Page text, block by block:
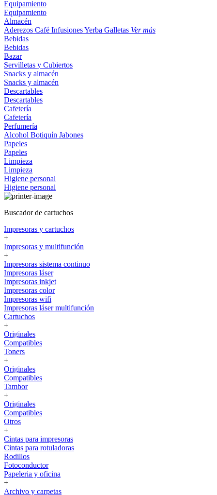
Equipamiento
Equipamiento
Almacén
Aderezos Café InfusionesYerba Galletas Ver más
Bebidas
Bebidas
Bazar
Servilletas y Cubiertos
Snacks y almacén
Snacks y almacén
Descartables
Descartables
Cafetería
Cafetería
Perfumería
Alcohol Botiquín Jabones
Papeles
Papeles
Limpieza
Limpieza
Higiene personal
Higiene personal
Buscador de cartuchos
Impresoras y cartuchos
+
Impresoras y multifunción
+
Impresoras sistema continuo
Impresoras láser
Impresoras inkjet
Impresoras color
Impresoras wifi
Impresoras láser multifunción
Cartuchos
+
Originales
Compatibles
Toners
+
Originales
Compatibles
Tambor
+
Originales
Compatibles
Otros
+
Cintas para impresoras
Cintas para rotuladoras
Rodillos
Fotoconductor
Papeleria y oficina
+
Archivo y carpetas